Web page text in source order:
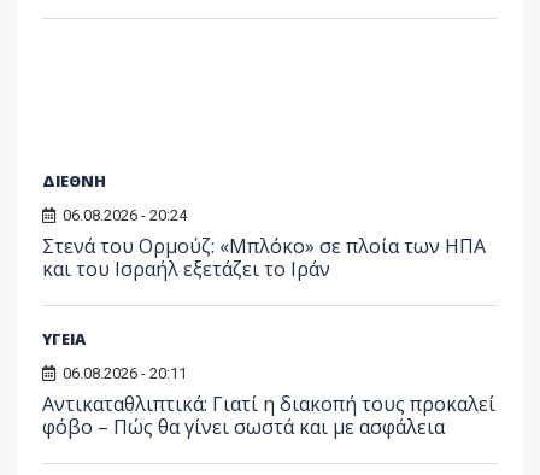
ΔΙΕΘΝΗ
06.08.2026 - 20:24
Στενά του Ορμούζ: «Μπλόκο» σε πλοία των ΗΠΑ
και του Ισραήλ εξετάζει το Ιράν
ΥΓΕΙΑ
06.08.2026 - 20:11
Αντικαταθλιπτικά: Γιατί η διακοπή τους προκαλεί
φόβο – Πώς θα γίνει σωστά και με ασφάλεια